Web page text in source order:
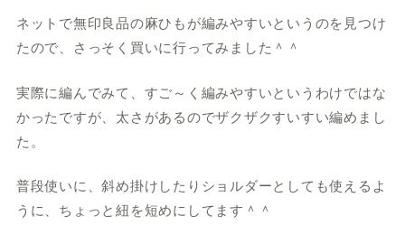
ネットで無印良品の麻ひもが編みやすいというのを見つけ
たので、さっそく買いに行ってみました＾＾
実際に編んでみて、すご～く編みやすいというわけではな
かったですが、太さがあるのでザクザクすいすい編めまし
た。
普段使いに、斜め掛けしたりショルダーとしても使えるよ
うに、ちょっと紐を短めにしてます＾＾